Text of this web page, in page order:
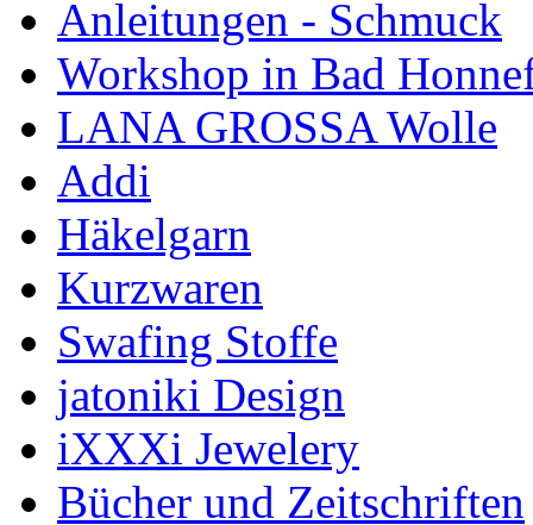
Anleitungen - Schmuck
Workshop in Bad
LANA GROSSA Wolle
Addi
Häkelgarn
Kurzwaren
Swafing Stoffe
jatoniki Design
iXXXi Jewelery
Bücher und Zeitschriften